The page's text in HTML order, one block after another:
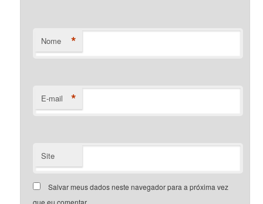
Nome *
E-mail *
Site
Salvar meus dados neste navegador para a próxima vez
que eu comentar.